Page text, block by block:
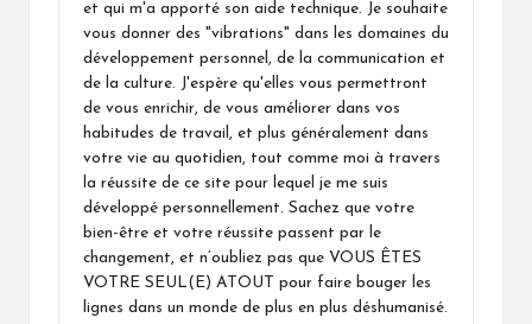
et qui m'a apporté son aide technique. Je souhaite
vous donner des "vibrations" dans les domaines du
développement personnel, de la communication et
de la culture. J'espère qu'elles vous permettront
de vous enrichir, de vous améliorer dans vos
habitudes de travail, et plus généralement dans
votre vie au quotidien, tout comme moi à travers
la réussite de ce site pour lequel je me suis
développé personnellement. Sachez que votre
bien-être et votre réussite passent par le
changement, et n’oubliez pas que VOUS ÊTES
VOTRE SEUL(E) ATOUT pour faire bouger les
lignes dans un monde de plus en plus déshumanisé.